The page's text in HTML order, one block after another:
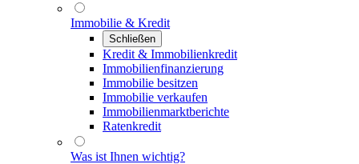
Immobilie & Kredit
Schließen
Kredit & Immobilienkredit
Immobilienfinanzierung
Immobilie besitzen
Immobilie verkaufen
Immobilienmarktberichte
Ratenkredit
Was ist Ihnen wichtig?